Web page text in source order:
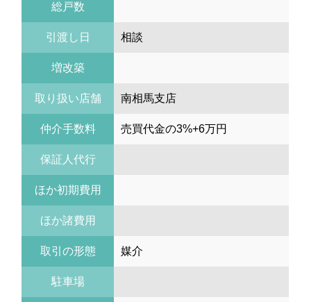
総戸数
引渡し日 相談
増改築
取り扱い店舗 南相馬支店
仲介手数料 売買代金の3%+6万円
保証人代行
ほか初期費用
ほか諸費用
取引の形態 媒介
駐車場